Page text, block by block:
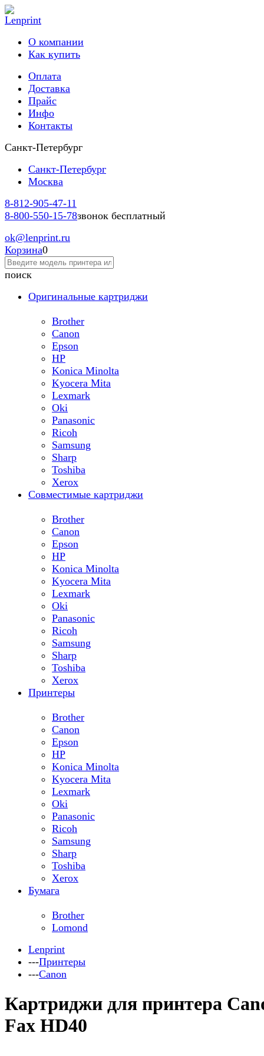
О компании
Как купить
Оплата
Доставка
Прайс
Инфо
Контакты
Санкт-Петербург
Санкт-Петербург
Москва
8-812-905-47-11
8-800-550-15-78звонок бесплатный
ok@lenprint.ru
Корзина0
поиск
Оригинальные картриджи
Brother
Canon
Epson
HP
Konica Minolta
Kyocera Mita
Lexmark
Oki
Panasonic
Ricoh
Samsung
Sharp
Toshiba
Xerox
Совместимые картриджи
Brother
Canon
Epson
HP
Konica Minolta
Kyocera Mita
Lexmark
Oki
Panasonic
Ricoh
Samsung
Sharp
Toshiba
Xerox
Принтеры
Brother
Canon
Epson
HP
Konica Minolta
Kyocera Mita
Lexmark
Oki
Panasonic
Ricoh
Samsung
Sharp
Toshiba
Xerox
Бумага
Brother
Lomond
Lenprint
---Принтеры
---Canon
Картриджи для принтера
Fax HD40